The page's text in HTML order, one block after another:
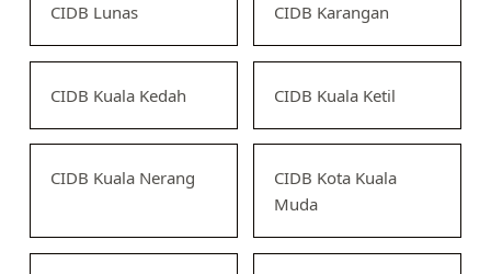
CIDB Lunas CIDB Karangan
CIDB Kuala Kedah CIDB Kuala Ketil
CIDB Kuala Nerang
CIDB Kota Kuala
Muda